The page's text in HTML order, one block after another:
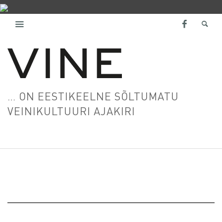
… ON EESTIKEELNE SÕLTUMATU
VEINIKULTUURI AJAKIRI